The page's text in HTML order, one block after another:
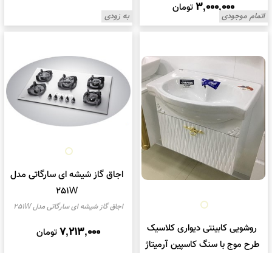
3,000,000تومان
اتمام موجودی به زودی
روشویی کابینتی دیواری کلاسیک
طرح موج با سنگ کاسپین آرمیتاژ
اجاق گاز شیشه ای سارگاتی مدل
251W
اجاق گاز شیشه ای سارگاتی مدل 251W
7,213,000تومان